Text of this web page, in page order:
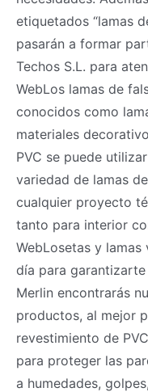
etiquetados “lamas
pasarán a formar
Techos S.L. para
WebLos lamas de
conocidos como
materiales
PVC se puede
variedad de lamas
cualquier proyecto
tanto para interior
WebLosetas y
día para
Merlin encontrarás
productos, al mejor
revestimiento de
para proteger las
a humedades,